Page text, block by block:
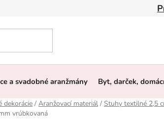
Obchodné
a svadobné aranžmány Byt, darček,
dekorácie / Aranžovací materiál / Stuhy textilné 2,5
vrúbkovaná